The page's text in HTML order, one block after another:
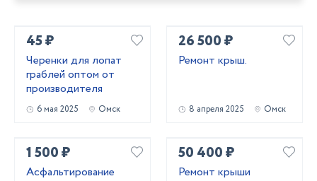
45 ₽
Черенки для лопат
граблей оптом от
производителя
6 мая 2025 Омск
26 500 ₽
Ремонт крыш.
8 апреля 2025 Омск
1 500 ₽
Асфальтирование
50 400 ₽
Ремонт крыши